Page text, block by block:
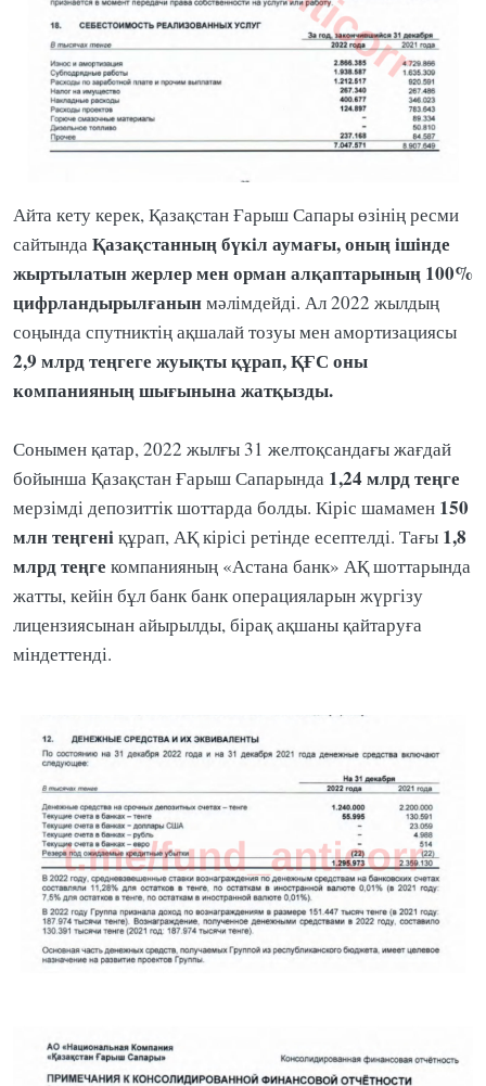
Айта кету керек, Қазақстан Ғарыш Сапары өзінің ресми
сайтында Қазақстанның бүкіл аумағы, оның ішінде
жыртылатын жерлер мен орман алқаптарының 100%
цифрландырылғанынмәлімдейді. Ал 2022 жылдың
соңында спутниктің ақшалай тозуы мен амортизациясы
2,9 млрд теңгеге жуықты құрап, ҚҒС оны
компанияның шығынына жатқызды.
Сонымен қатар, 2022 жылғы 31 желтоқсандағы жағдай
бойынша Қазақстан Ғарыш Сапарында 1,24 млрд теңге
мерзімді депозиттік шоттарда болды. Кіріс шамамен 150
млн теңгеніқұрап, АҚ кірісі ретінде есептелді. Тағы 1,8
млрд теңге компанияның «Астана банк» АҚ шоттарында
жатты, кейін бұл банк банк операцияларын жүргізу
лицензиясынан айырылды, бірақ ақшаны қайтаруға
міндеттенді.